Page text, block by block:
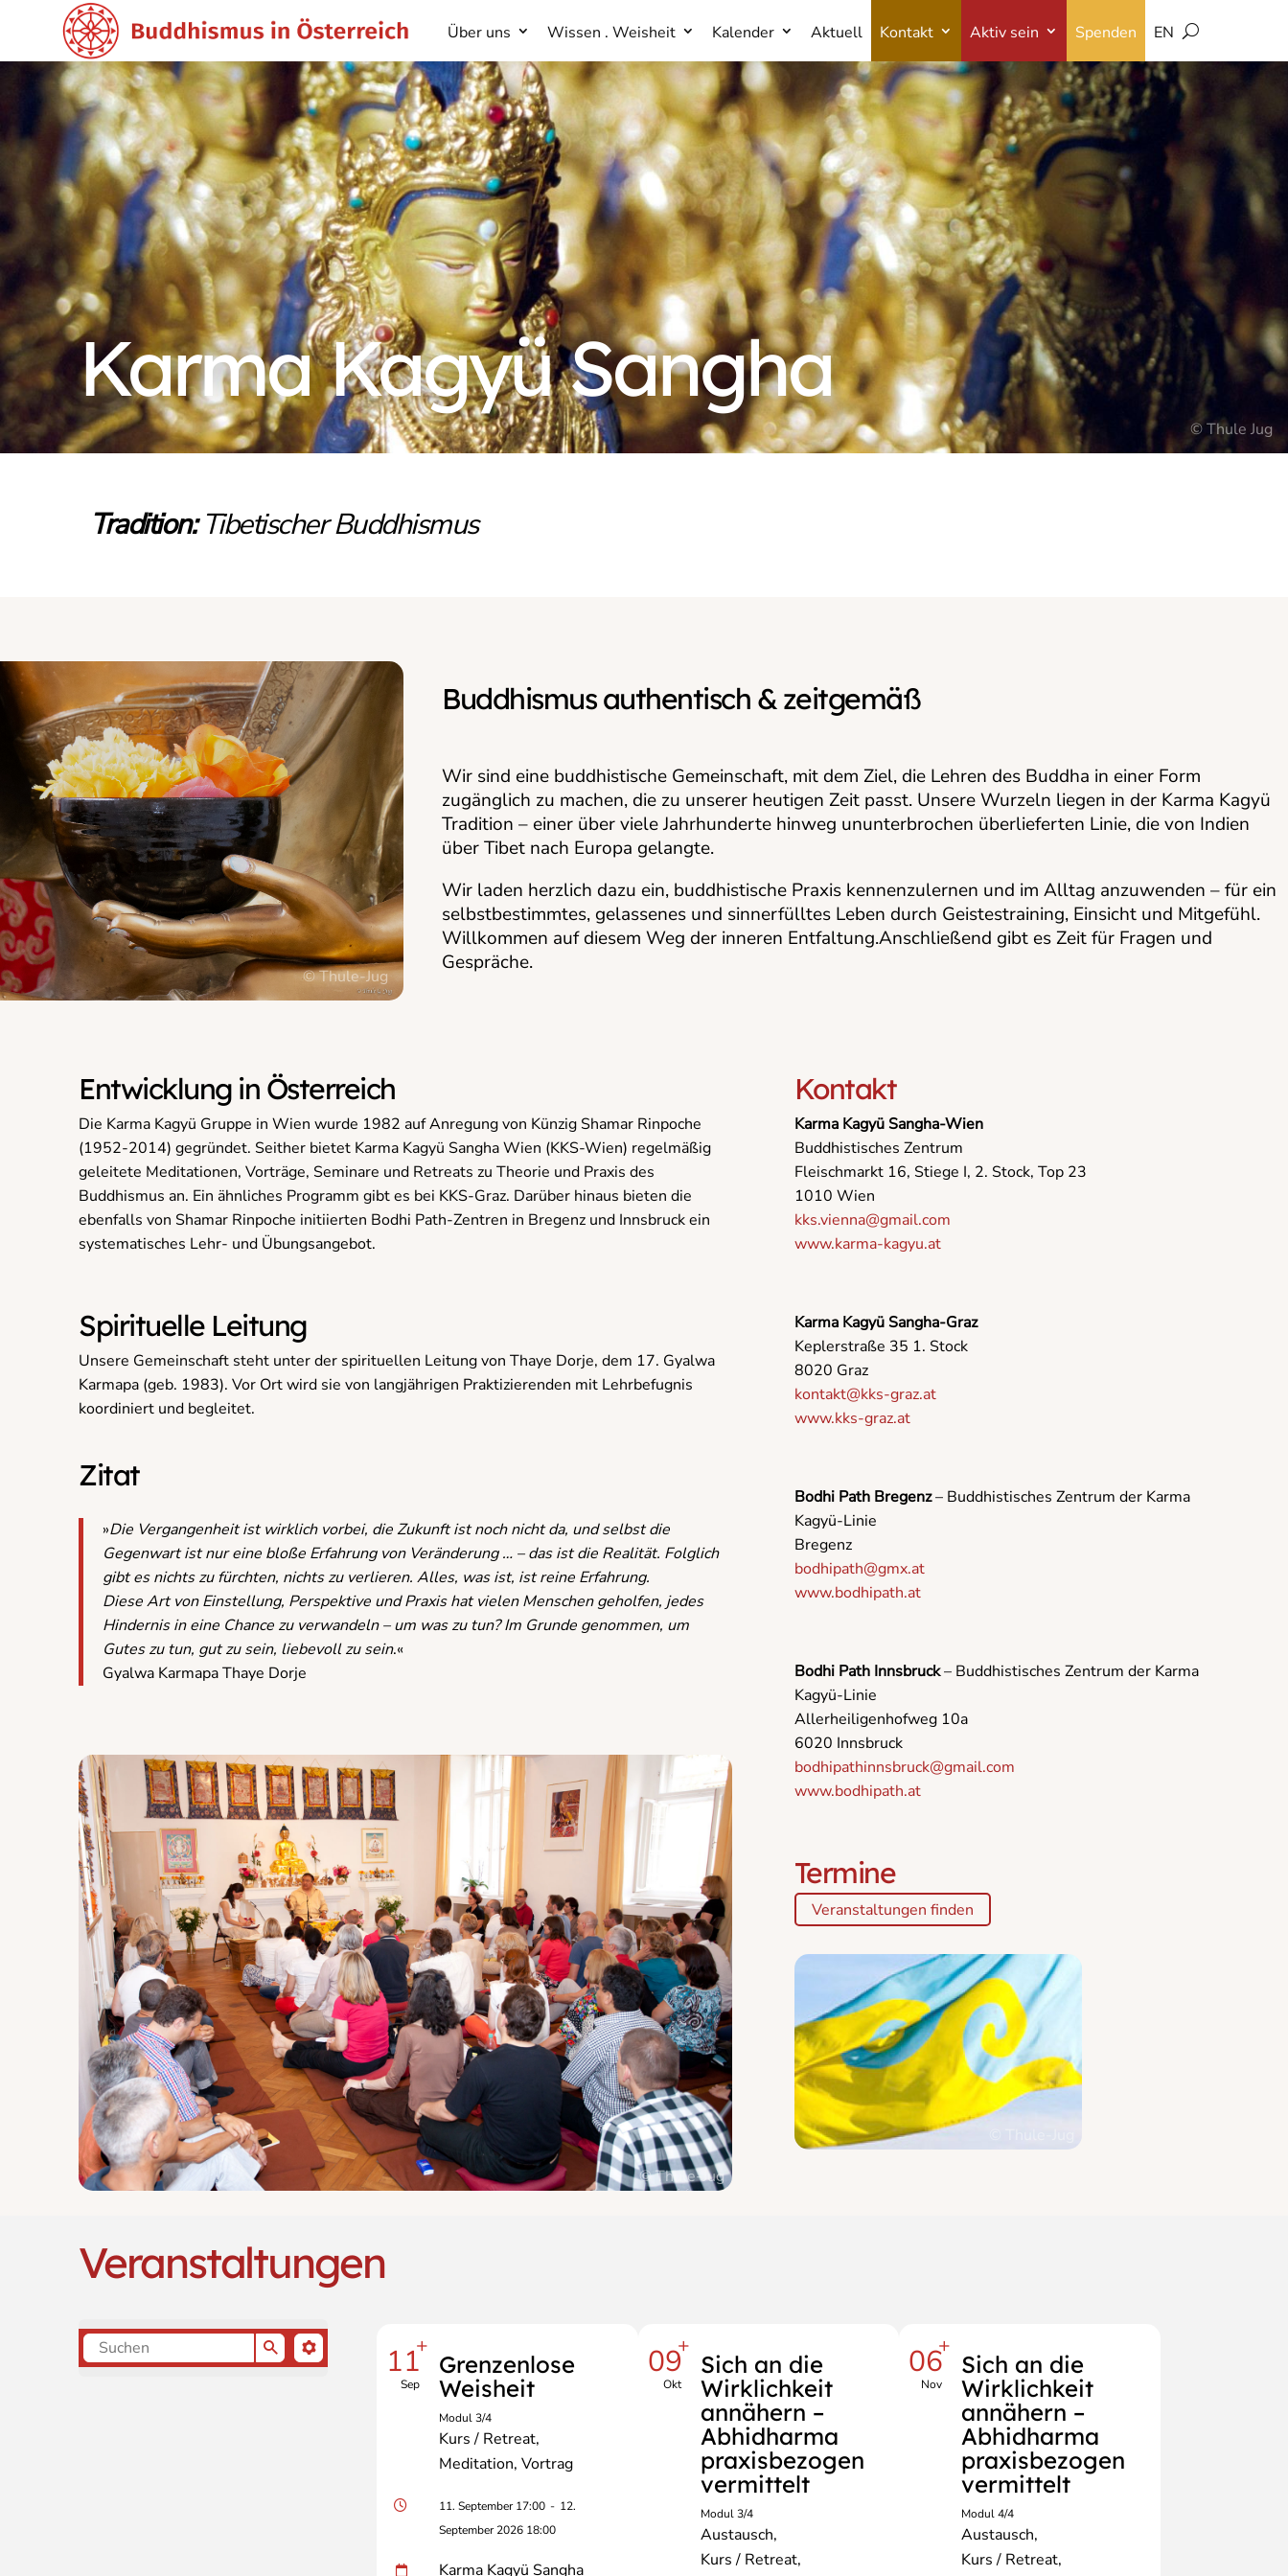
Über uns Wissen . Weisheit Kalender Aktuell Kontakt Aktiv sein Spenden EN
Über uns Wissen . Weisheit Kalender Aktuell Kontakt Aktiv sein Spenden EN
Karma Kagyü Sangha
© Thule Jug
Tradition:Tibetischer Buddhismus
© Thule-Jug
Buddhismus authentisch & zeitgemäß
Wir sind eine buddhistische Gemeinschaft, mit dem Ziel, die Lehren des Buddha in einer Form
zugänglich zu machen, die zu unserer heutigen Zeit passt. Unsere Wurzeln liegen in der Karma Kagyü
Tradition – einer über viele Jahrhunderte hinweg ununterbrochen überlieferten Linie, die von Indien
über Tibet nach Europa gelangte.
Wir laden herzlich dazu ein, buddhistische Praxis kennenzulernen und im Alltag anzuwenden – für ein
selbstbestimmtes, gelassenes und sinnerfülltes Leben durch Geistestraining, Einsicht und Mitgefühl.
Willkommen auf diesem Weg der inneren Entfaltung.Anschließend gibt es Zeit für Fragen und
Gespräche.
Entwicklung in Österreich
Die Karma Kagyü Gruppe in Wien wurde 1982 auf Anregung von Künzig Shamar Rinpoche
(1952-2014) gegründet. Seither bietet Karma Kagyü Sangha Wien (KKS-Wien) regelmäßig
geleitete Meditationen, Vorträge, Seminare und Retreats zu Theorie und Praxis des
Buddhismus an. Ein ähnliches Programm gibt es bei KKS-Graz. Darüber hinaus bieten die
ebenfalls von Shamar Rinpoche initiierten Bodhi Path-Zentren in Bregenz und Innsbruck ein
systematisches Lehr- und Übungsangebot.
Spirituelle Leitung
Unsere Gemeinschaft steht unter der spirituellen Leitung von Thaye Dorje, dem 17. Gyalwa
Karmapa (geb. 1983). Vor Ort wird sie von langjährigen Praktizierenden mit Lehrbefugnis
koordiniert und begleitet.
Zitat
»Die Vergangenheit ist wirklich vorbei, die Zukunft ist noch nicht da, und selbst die
Gegenwart ist nur eine bloße Erfahrung von Veränderung … – das ist die Realität. Folglich
gibt es nichts zu fürchten, nichts zu verlieren. Alles, was ist, ist reine Erfahrung.
Diese Art von Einstellung, Perspektive und Praxis hat vielen Menschen geholfen, jedes
Hindernis in eine Chance zu verwandeln – um was zu tun? Im Grunde genommen, um
Gutes zu tun, gut zu sein, liebevoll zu sein.«
Gyalwa Karmapa Thaye Dorje
© Thule-Jug
Kontakt
Karma Kagyü Sangha-Wien
Buddhistisches Zentrum
Fleischmarkt 16, Stiege I, 2. Stock, Top 23
1010 Wien
kks.vienna@gmail.com
www.karma-kagyu.at
Karma Kagyü Sangha-Graz
Keplerstraße 35 1. Stock
8020 Graz
kontakt@kks-graz.at
www.kks-graz.at
Bodhi Path Bregenz– Buddhistisches Zentrum der Karma
Kagyü-Linie
Bregenz
bodhipath@gmx.at
www.bodhipath.at
Bodhi Path Innsbruck– Buddhistisches Zentrum der Karma
Kagyü-Linie
Allerheiligenhofweg 10a
6020 Innsbruck
bodhipathinnsbruck@gmail.com
www.bodhipath.at
Termine
Veranstaltungen finden
Veranstaltungen
Geben Sie Suchbegriffe ein um die Termine zu filtern.
11+
Sep
Grenzenlose
Weisheit
Modul 3/4
Kurs / Retreat
Meditation Vortrag
11. September 17:00 - 12.
September 2026 18:00
Karma Kagyü Sangha
09+
Okt
Sich an die
Wirklichkeit
annähern –
Abhidharma
praxisbezogen
vermittelt
Modul 3/4
Austausch
Kurs / Retreat
06+
Nov
Sich an die
Wirklichkeit
annähern –
Abhidharma
praxisbezogen
vermittelt
Modul 4/4
Austausch
Kurs / Retreat